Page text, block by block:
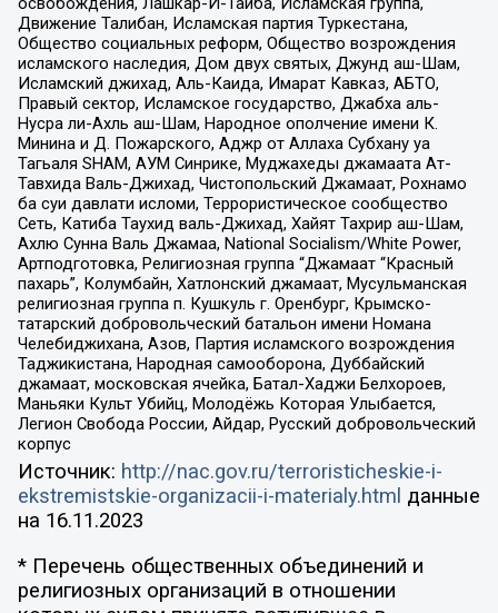
Движение Талибан, Исламская партия Туркестана,
Общество социальных реформ, Общество возрождения
исламского наследия, Дом двух святых, Джунд аш-Шам,
Исламский джихад, Аль-Каида, Имарат Кавказ, АБТО,
Правый сектор, Исламское государство, Джабха аль-
Нусра ли-Ахль аш-Шам, Народное ополчение имени К.
Минина и Д. Пожарского, Аджр от Аллаха Субхану уа
Тагьаля SHAM, АУМ Синрике, Муджахеды джамаата Ат-
Тавхида Валь-Джихад, Чистопольский Джамаат, Рохнамо
ба суи давлати исломи, Террористическое сообщество
Сеть, Катиба Таухид валь-Джихад, Хайят Тахрир аш-Шам,
Ахлю Сунна Валь Джамаа, National Socialism/White Power,
Артподготовка, Религиозная группа “Джамаат “Красный
пахарь”, Колумбайн, Хатлонский джамаат, Мусульманская
религиозная группа п. Кушкуль г. Оренбург, Крымско-
татарский добровольческий батальон имени Номана
Челебиджихана, Азов, Партия исламского возрождения
Таджикистана, Народная самооборона, Дуббайский
джамаат, московская ячейка, Батал-Хаджи Белхороев,
Маньяки Культ Убийц, Молодёжь Которая Улыбается,
Легион Свобода России, Айдар, Русский добровольческий
корпус
Источник: http://nac.gov.ru/terroristicheskie-i-
ekstremistskie-organizacii-i-materialy.html данные
на 16.11.2023
* Перечень общественных объединений и
религиозных организаций в отношении